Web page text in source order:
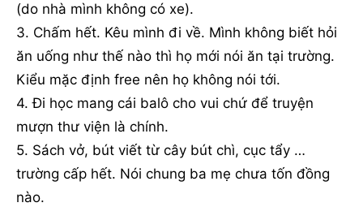
(do nhà mình không có xe).
3. Chấm hết. Kêu mình đi về. Mình không biết hỏi
ăn uống như thế nào thì họ mới nói ăn tại trường.
Kiểu mặc định free nên họ không nói tới.
4. Đi học mang cái balô cho vui chứ để truyện
mượn thư viện là chính.
5. Sách vở, bút viết từ cây bút chì, cục tẩy …
trường cấp hết. Nói chung ba mẹ chưa tốn đồng
nào.